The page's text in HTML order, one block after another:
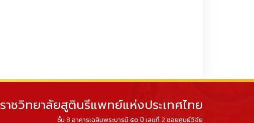
ราชวิทยาลัยสูตินรีแพทย์แห่งประเทศไทย
ชั้น 8 อาคารเฉลิมพระบารมี ๕๐ ปี เลขที่ 2 ซอยศูนย์วิจัย